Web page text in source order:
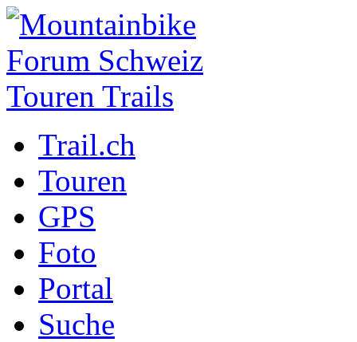
Trail.ch
Touren
GPS
Foto
Portal
Suche